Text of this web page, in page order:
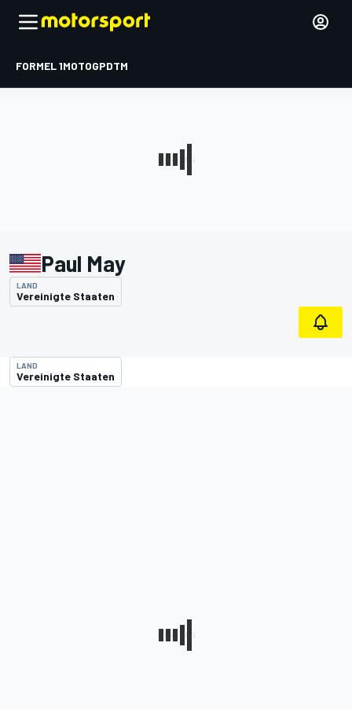
FORMEL 1MOTOGPDTM
Paul May
LAND
Vereinigte Staaten
LAND
Vereinigte Staaten